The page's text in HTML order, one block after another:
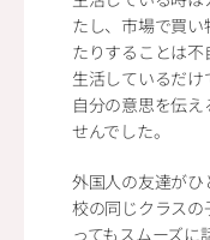
たし、市場で買
たりすることは
生活しているだ
自分の意思を伝
せんでした。
外国人の友達がひ
校の同じクラスの
ってもスムーズ